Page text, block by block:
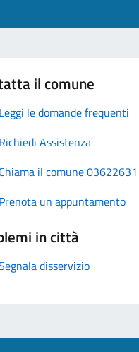
il comune
Leggi le domande frequenti
Richiedi Assistenza
Chiama il comune 03622631
Prenota un appuntamento
in città
disservizio